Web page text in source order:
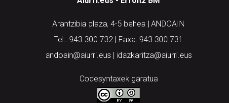
Arantzibia plaza, 4-5 behea | ANDOAIN
Tel.: 943 300 732 | Faxa: 943 300 731
andoain@aiurri.eus | idazkaritza@aiurri.eus
Codesyntaxek garatua